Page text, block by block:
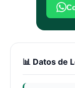
📊 Datos de